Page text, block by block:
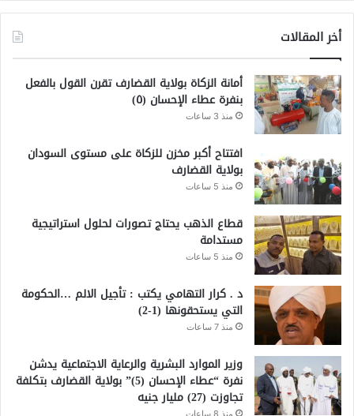
أخر المقالات
أمانة الزكاة بولاية القضارف تقرن القول بالفعل
بنفرة عطاء الإحسان (٥)
منذ 3 ساعات
افتتاح أكبر مخزن للزكاة على مستوى السودان
بولاية القضارف
منذ 5 ساعات
قطاع الذهب يحتاج تصورات لحلول استراتيجية
مستدامة
منذ 5 ساعات
د . كرار التهامي يكتب : تأجيل الالم …الحكومة
التي يستحقونها (1-2)
منذ 7 ساعات
وزير الموارد البشرية والرعاية الاجتماعية يدشن
نفرة “عطاء الإحسان (5)” بولاية القضارف بتكلفة
تجاوزت (27) مليار جنيه